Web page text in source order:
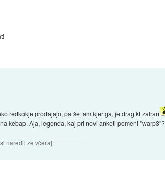
redkokje prodajajo, pa še tam kjer ga, je drag kt žafran
kebap. Aja, legenda, kaj pri novi anketi pomeni "warp3"?
naredil že včeraj!